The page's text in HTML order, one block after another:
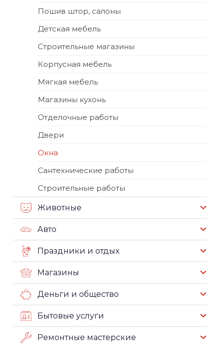
Пошив штор, салоны
Детская мебель
Строительные магазины
Корпусная мебель
Мягкая мебель
Магазины кухонь
Отделочные работы
Двери
Окна
Сантехнические работы
Строительные работы
Животные
Авто
Праздники и отдых
Магазины
Деньги и общество
Бытовые услуги
Ремонтные мастерские